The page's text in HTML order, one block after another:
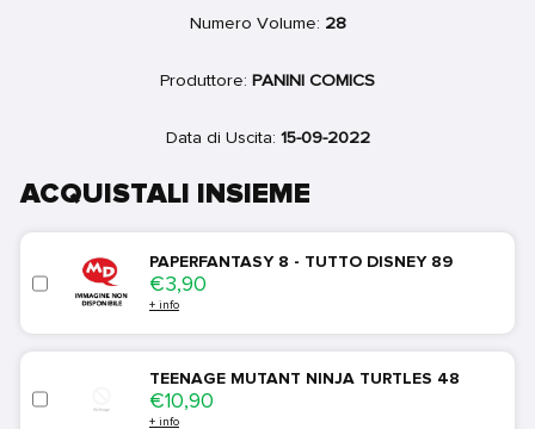
Numero Volume: 28
Produttore: PANINI COMICS
Data di Uscita: 15-09-2022
ACQUISTALI INSIEME
PAPERFANTASY 8 - TUTTO DISNEY 89
Price
€3,90
+ info
TEENAGE MUTANT NINJA TURTLES 48
Price
€10,90
+ info